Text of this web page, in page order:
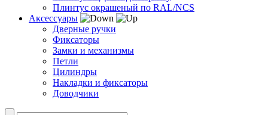
Плинтус окрашеный по RAL/NCS
Аксессуары
Дверные ручки
Фиксаторы
Замки и механизмы
Петли
Цилиндры
Накладки и фиксаторы
Доводчики